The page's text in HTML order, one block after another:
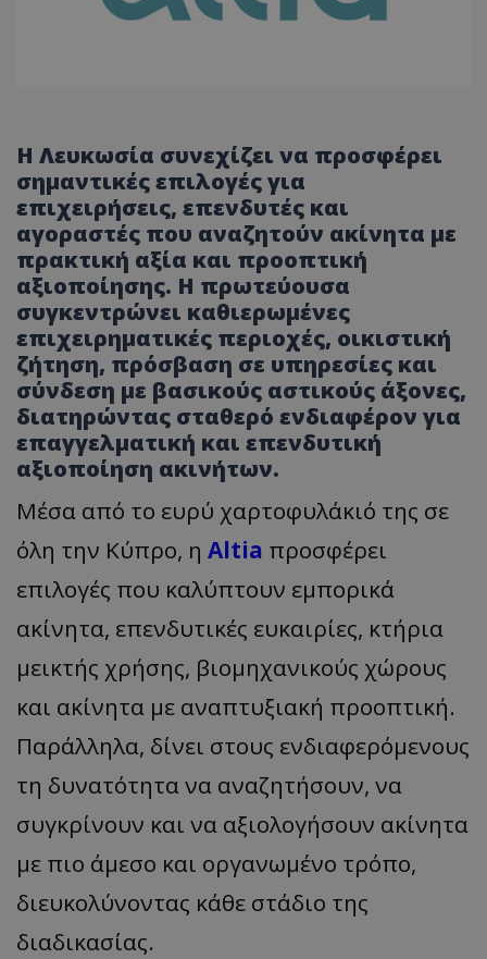
Η Λευκωσία συνεχίζει να προσφέρει
σημαντικές επιλογές για
επιχειρήσεις, επενδυτές και
αγοραστές που αναζητούν ακίνητα με
πρακτική αξία και προοπτική
αξιοποίησης. Η πρωτεύουσα
συγκεντρώνει καθιερωμένες
επιχειρηματικές περιοχές, οικιστική
ζήτηση, πρόσβαση σε υπηρεσίες και
σύνδεση με βασικούς αστικούς άξονες,
διατηρώντας σταθερό ενδιαφέρον για
επαγγελματική και επενδυτική
αξιοποίηση ακινήτων.
Μέσα από το ευρύ χαρτοφυλάκιό της σε
όλη την Κύπρο, η Altia προσφέρει
επιλογές που καλύπτουν εμπορικά
ακίνητα, επενδυτικές ευκαιρίες, κτήρια
μεικτής χρήσης, βιομηχανικούς χώρους
και ακίνητα με αναπτυξιακή προοπτική.
Παράλληλα, δίνει στους ενδιαφερόμενους
τη δυνατότητα να αναζητήσουν, να
συγκρίνουν και να αξιολογήσουν ακίνητα
με πιο άμεσο και οργανωμένο τρόπο,
διευκολύνοντας κάθε στάδιο της
διαδικασίας.